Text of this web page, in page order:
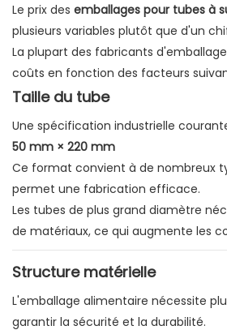
Le prix des emballages pour tubes à
plusieurs variables plutôt que d'un
La plupart des fabricants
coûts en fonction des facteurs
Taille du tube
Une spécification industrielle
50 mm × 220 mm
Ce format convient à de nombreux
permet une fabrication efficace.
Les tubes de plus grand diamètre
de matériaux, ce qui augmente les
Structure matérielle
L'emballage alimentaire nécessite
garantir la sécurité et la durabilité.